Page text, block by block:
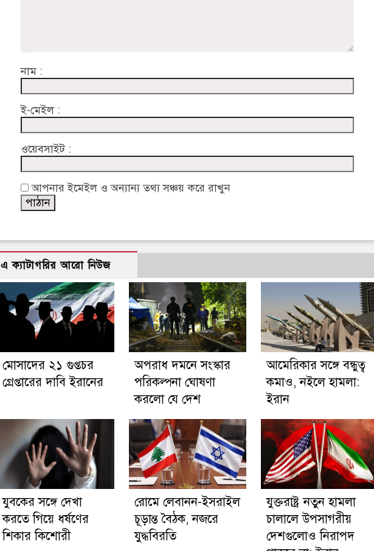
নাম :
ই-মেইল :
ওয়েবসাইট :
আপনার ইমেইল ও অন্যান্য তথ্য সঞ্চয় করে রাখুন
এ ক্যাটাগরির আরো নিউজ
মোসাদের ২১ গুপ্তচর
গ্রেপ্তারের দাবি ইরানের
অপরাধ দমনে সংস্কার
পরিকল্পনা ঘোষণা
করলো যে দেশ
আমেরিকার সঙ্গে বন্ধুত্ব
কমাও, নইলে হামলা:
ইরান
যুবকের সঙ্গে দেখা
করতে গিয়ে ধর্ষণের
শিকার কিশোরী
রোমে লেবানন-ইসরাইল
চূড়ান্ত বৈঠক, নজরে
যুদ্ধবিরতি
যুক্তরাষ্ট্র নতুন হামলা
চালালে উপসাগরীয়
দেশগুলোও নিরাপদ